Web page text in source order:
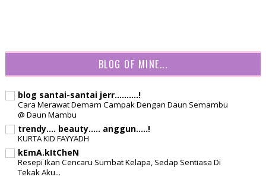
BLOG OF MINE...
blog santai-santai jerr..........!
Cara Merawat Demam Campak Dengan Daun Semambu
@ Daun Mambu
trendy.... beauty..... anggun.....!
KURTA KID FAYYADH
kEmA.kItCheN
Resepi Ikan Cencaru Sumbat Kelapa, Sedap Sentiasa Di
Tekak Aku...